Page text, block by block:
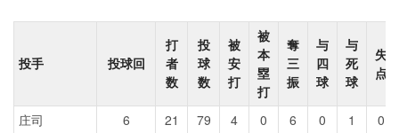
投手 投球回
打
者
数
投
球
数
被
安
打
被
本
塁
打
奪
三
振
与
四
球
与
死
球
失
点
庄司 6 21 79 4 0 6 0 1
0